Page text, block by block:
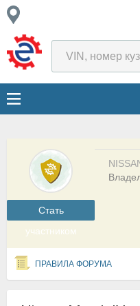
Cтать
участником
ПРАВИЛА ФОРУМА